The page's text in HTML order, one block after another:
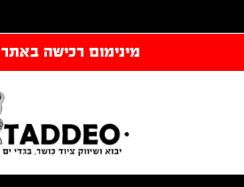
מינימום רכישה באתר 149שח